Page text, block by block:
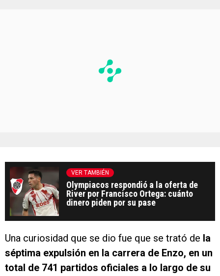
VER TAMBIÉN
Olympiacos respondió a la oferta de
River por Francisco Ortega: cuánto
dinero piden por su pase
Una curiosidad que se dio fue que se trató de la
séptima expulsión en la carrera de Enzo, en un
total de 741 partidos oficiales a lo largo de su